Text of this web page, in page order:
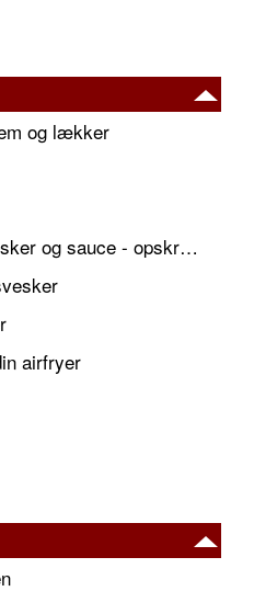
og lækker
Andesteg med æbler, svesker og sauce - opskrift også til jul
airfryer